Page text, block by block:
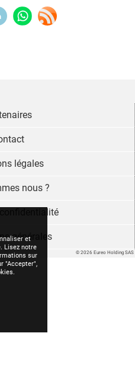
et
Lisez notre
sur
"Accepter",
© 2026 Eureo Holding SAS
légales
nous ?
confidentialité
générales